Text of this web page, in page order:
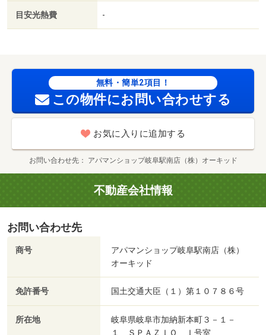
キ 島栄店（ドラッグストア）まで５４８ｍ／バロー則武
店（スーパー）まで１１１０ｍ／ドラッグユタカ 則武店
ョッピングセンター）まで２３３７ｍ/賃貸戸数:8戸
目安光熱費 -
無料・簡単2項目！
この物件にお問い合わせする
お気に入りに追加する
お問い合わせ先 アパマンショップ岐阜駅南店（株）オーキッド
不動産会社情報
お問い合わせ先
商号
アパマンショップ岐阜駅南店（株）
オーキッド
免許番号 国土交通大臣（１）第１０７８６号
所在地
岐阜県岐阜市加納新本町３－１－
１ ＳＰＡＺＩＯ Ｉ号室